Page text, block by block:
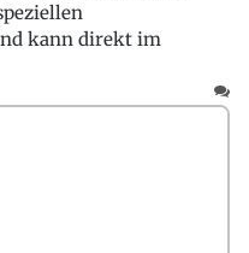
kann direkt im